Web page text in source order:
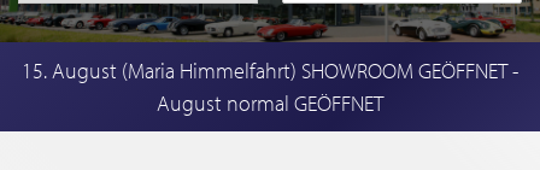
15. August (Maria Himmelfahrt) SHOWROOM GEÖFFNET -
August normal GEÖFFNET